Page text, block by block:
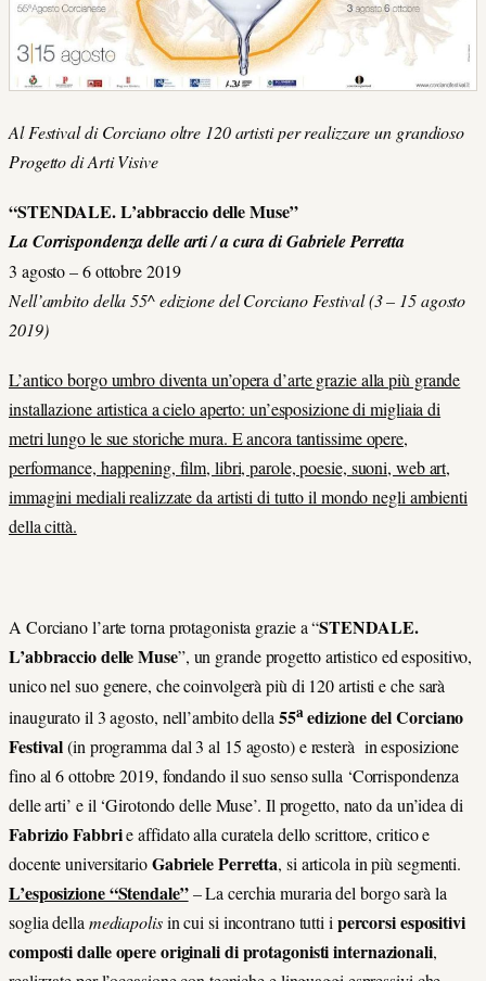
Al Festival di Corciano oltre 120 artisti per realizzare un grandioso
Progetto di Arti Visive
“STENDALE. L’abbraccio delle Muse”
La Corrispondenza delle arti / a cura di Gabriele Perretta
3 agosto – 6 ottobre 2019
Nell’ambito della 55^ edizione del Corciano Festival (3 – 15 agosto
2019)
L’antico borgo umbro diventa un’opera d’arte grazie alla più grande
installazione artistica a cielo aperto: un’esposizione di migliaia di
metri lungo le sue storiche mura. E ancora tantissime opere,
performance, happening, film, libri, parole, poesie, suoni, web art,
immagini mediali realizzate da artisti di tutto il mondo negli ambienti
della città.
A Corciano l’arte torna protagonista grazie a “STENDALE.
L’abbraccio delle Muse”, un grande progetto artistico ed espositivo,
unico nel suo genere, che coinvolgerà più di 120 artisti e che sarà
inaugurato il 3 agosto, nell’ambito della 55aedizione delCorciano
Festival(in programma dal 3 al 15 agosto) e resterà in esposizione
fino al 6 ottobre 2019, fondando il suo senso sulla ‘Corrispondenza
delle arti’ e il ‘Girotondo delle Muse’. Il progetto, nato da un’idea di
Fabrizio Fabbrie affidato alla curatela dello scrittore, critico e
docente universitarioGabriele Perretta, si articola in più segmenti.
L’esposizione “Stendale”– La cerchia muraria del borgo sarà la
soglia della mediapolisin cui si incontrano tutti i percorsi espositivi
composti dalle opere originali di protagonisti internazionali,